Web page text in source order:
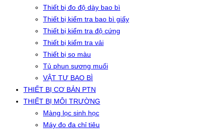
Thiết bị đo độ dày bao bì
Thiết bị kiểm tra bao bì giấy
Thiết bị kiểm tra độ cứng
Thiết bị kiểm tra vải
Thiết bị so màu
Tủ phun sương muối
VẬT TƯ BAO BÌ
THIẾT BỊ CƠ BẢN PTN
THIẾT BỊ MÔI TRƯỜNG
Màng lọc sinh học
Máy đo đa chỉ tiêu